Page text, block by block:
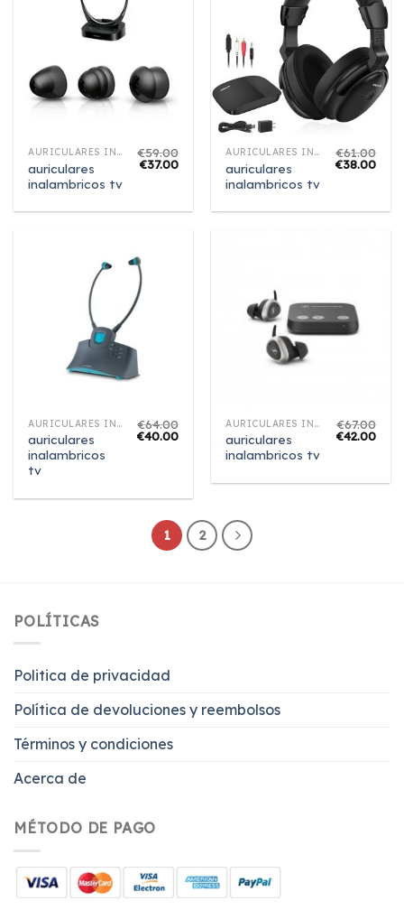
AURICULARES INALAMBRICOS TV
auriculares
inalambricos tv
€59.00
€37.00
AURICULARES INALAMBRICOS TV
auriculares
inalambricos tv
€61.00
€38.00
AURICULARES INALAMBRICOS TV
auriculares
inalambricos
tv
€64.00
€40.00
AURICULARES INALAMBRICOS TV
auriculares
inalambricos tv
€67.00
€42.00
1 2
POLÍTICAS
Politica de privacidad
Política de devoluciones y reembolsos
Términos y condiciones
Acerca de
MÉTODO DE PAGO